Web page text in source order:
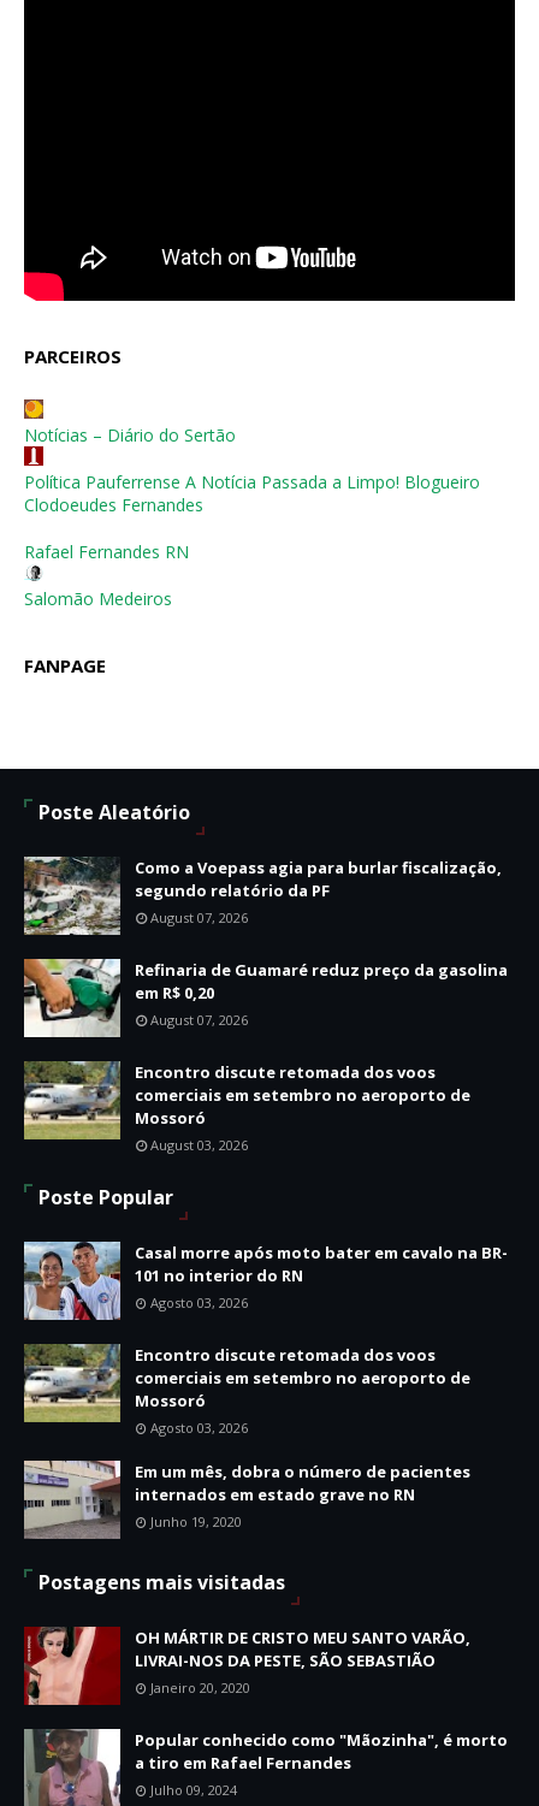
PARCEIROS
Notícias – Diário do Sertão
Política Pauferrense A Notícia Passada a Limpo! Blogueiro
Clodoeudes Fernandes
Rafael Fernandes RN
Salomão Medeiros
FANPAGE
Poste Aleatório
Como a Voepass agia para burlar fiscalização,
segundo relatório da PF
August 07, 2026
Refinaria de Guamaré reduz preço da gasolina
em R$ 0,20
August 07, 2026
Encontro discute retomada dos voos
comerciais em setembro no aeroporto de
Mossoró
August 03, 2026
Poste Popular
Casal morre após moto bater em cavalo na BR-
101 no interior do RN
Agosto 03, 2026
Encontro discute retomada dos voos
comerciais em setembro no aeroporto de
Mossoró
Agosto 03, 2026
Em um mês, dobra o número de pacientes
internados em estado grave no RN
Junho 19, 2020
Postagens mais visitadas
OH MÁRTIR DE CRISTO MEU SANTO VARÃO,
LIVRAI-NOS DA PESTE, SÃO SEBASTIÃO
Janeiro 20, 2020
Popular conhecido como "Mãozinha", é morto
a tiro em Rafael Fernandes
Julho 09, 2024